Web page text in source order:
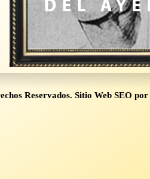
Reservados. Sitio Web SEO por